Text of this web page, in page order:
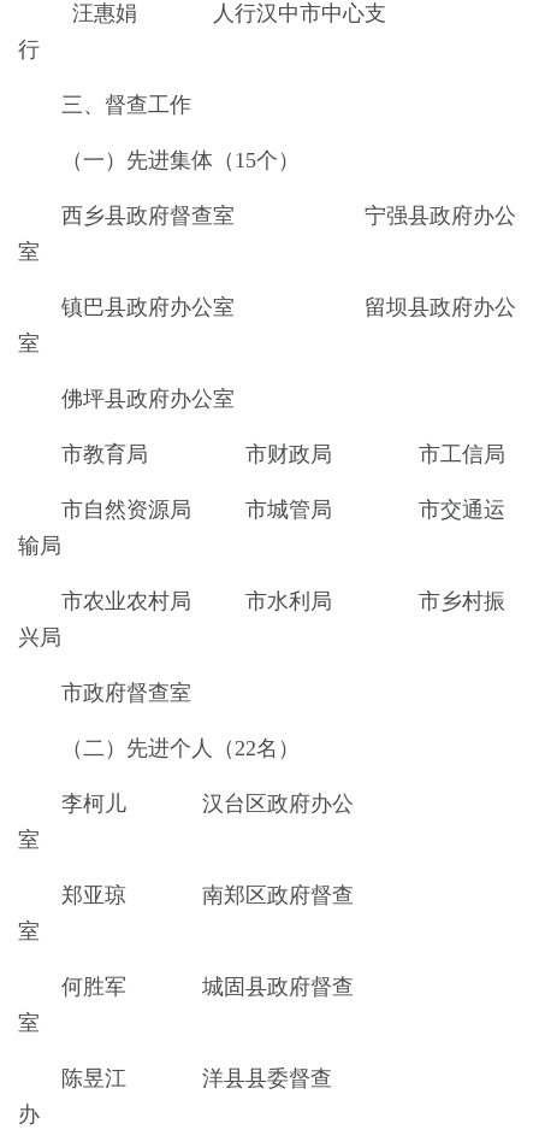
汪惠娟 人行汉中市中心支
行
三、督查工作
（一）先进集体（15个）
西乡县政府督查室 宁强县政府办公
室
镇巴县政府办公室 留坝县政府办公
室
佛坪县政府办公室
市教育局 市财政局 市工信局
市自然资源局 市城管局 市交通运
输局
市农业农村局 市水利局 市乡村振
兴局
市政府督查室
（二）先进个人（22名）
李柯儿 汉台区政府办公
室
郑亚琼 南郑区政府督查
室
何胜军 城固县政府督查
室
陈昱江 洋县县委督查
办